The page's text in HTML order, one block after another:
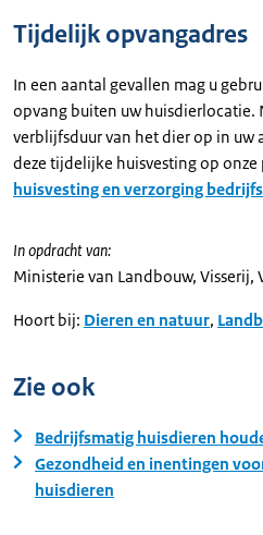
Tijdelijk opvangadres
In een aantal gevallen mag u
opvang buiten uw huisdierlocatie.
verblijfsduur van het dier op in uw
deze tijdelijke huisvesting op onze
huisvesting en verzorging
In opdracht van:
Ministerie van Landbouw, Visserij,
Hoort bij: Dieren en natuur,
Zie ook
Bedrijfsmatig huisdieren
Gezondheid en inentingen
huisdieren